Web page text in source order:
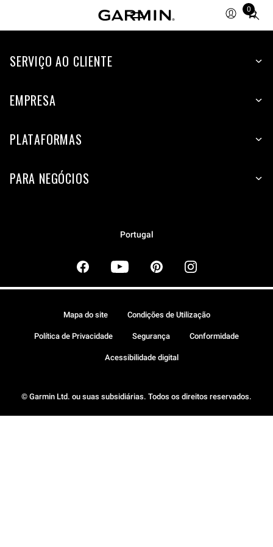
0
Total
items
cart:
SERVIÇO AO CLIENTE
EMPRESA
PLATAFORMAS
PARA NEGÓCIOS
Portugal
© Garmin Ltd. ou suas subsidiárias. Todos os direitos reservados.
Mapa do site Condições de Utilização
Política de Privacidade Segurança Conformidade
Acessibilidade digital